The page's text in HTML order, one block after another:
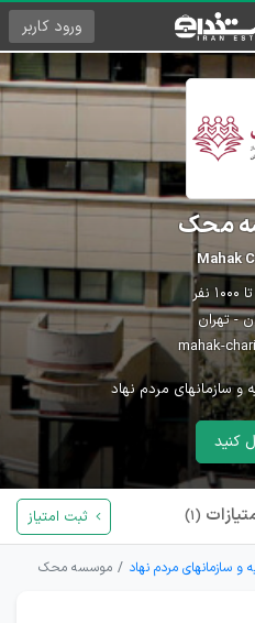
ورود کاربر
محک
Mahak
- تهران
و سازمانهای مردم نهاد
کنید
(۱) ثبت امتیاز
و سازمانهای مردم نهاد موسسه محک